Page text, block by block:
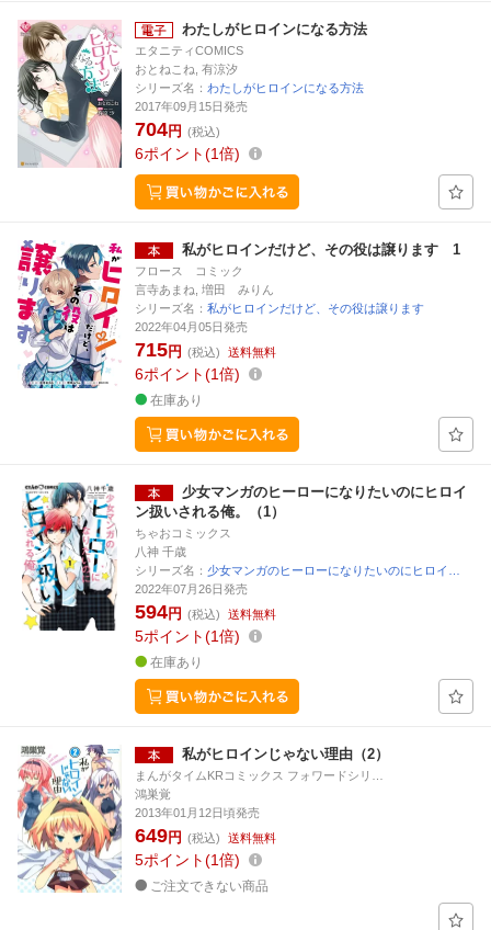
わたしがヒロインになる方法
エタニティCOMICS
おとねこね, 有涼汐
シリーズ名： わたしがヒロインになる方法
2017年09月15日発売
704円 (税込)
6ポイント 1倍
私がヒロインだけど、その役は譲ります 1
フロース コミック
言寺あまね, 増田 みりん
シリーズ名： 私がヒロインだけど、その役は譲ります
2022年04月05日発売
715円 (税込) 送料無料
6ポイント 1倍
在庫あり
少女マンガのヒーローになりたいのにヒロイ
ン扱いされる俺。（1）
ちゃおコミックス
八神 千歳
シリーズ名： 少女マンガのヒーローになりたいのにヒロイ…
2022年07月26日発売
594円 (税込) 送料無料
5ポイント 1倍
在庫あり
私がヒロインじゃない理由（2）
まんがタイムKRコミックス フォワードシリ…
鴻巣覚
2013年01月12日頃発売
649円 (税込) 送料無料
5ポイント 1倍
ご注文できない商品